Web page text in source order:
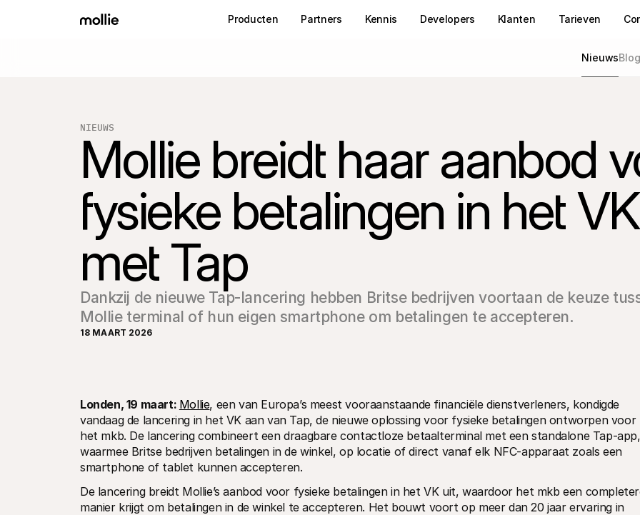
Producten Partners Kennis Developers Klanten Tarieven
NieuwsBlog
NIEUWS
Mollie breidt haar aanbod
fysieke betalingen in het
met Tap
Dankzij de nieuwe Tap-lancering hebben Britse bedrijven voortaan de keuze
Mollie terminal of hun eigen smartphone om betalingen te accepteren.
18 MAART 2026
Londen, 19 maart: Mollie, een van Europa’s meest vooraanstaande financiële dienstverleners, kondigde
vandaag de lancering in het VK aan van Tap, de nieuwe oplossing voor fysieke betalingen ontworpen voor
het mkb. De lancering combineert een draagbare contactloze betaalterminal met een standalone Tap-app,
waarmee Britse bedrijven betalingen in de winkel, op locatie of direct vanaf elk NFC-apparaat zoals een
smartphone of tablet kunnen accepteren.
De lancering breidt Mollie’s aanbod voor fysieke betalingen in het VK uit, waardoor het mkb een
manier krijgt om betalingen in de winkel te accepteren. Het bouwt voort op meer dan 20 jaar ervaring in